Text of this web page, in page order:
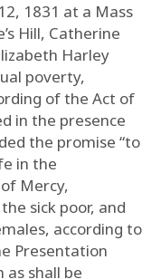
1831 at a Mass
Hill, Catherine
Harley
poverty,
of the Act of
in the presence
the promise “to
in the
Mercy,
sick poor, and
according to
Presentation
as shall be